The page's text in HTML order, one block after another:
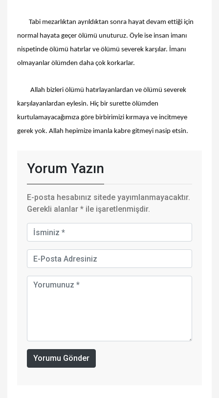
Tabi mezarlıktan ayrıldıktan sonra hayat devam ettiği için
normal hayata geçer ölümü unuturuz. Öyle ise insan imanı
nispetinde ölümü hatırlar ve ölümü severek karşılar. İmanı
olmayanlar ölümden daha çok korkarlar.
Allah bizleri ölümü hatırlayanlardan ve ölümü severek
karşılayanlardan eylesin. Hiç bir surette ölümden
kurtulamayacağımıza göre birbirimizi kırmaya ve incitmeye
gerek yok. Allah hepimize imanla kabre gitmeyi nasip etsin.
Yorum Yazın
E-posta hesabınız sitede yayımlanmayacaktır.
Gerekli alanlar * ile işaretlenmişdir.
Yorumu Gönder